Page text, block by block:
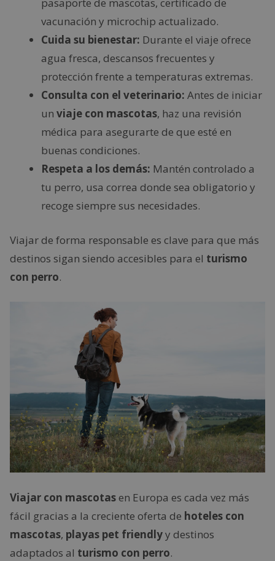
pasaporte de mascotas, certificado de
vacunación y microchip actualizado.
Cuida su bienestar: Durante el viaje ofrece
agua fresca, descansos frecuentes y
protección frente a temperaturas extremas.
Consulta con el veterinario: Antes de iniciar
un viaje con mascotas, haz una revisión
médica para asegurarte de que esté en
buenas condiciones.
Respeta a los demás: Mantén controlado a
tu perro, usa correa donde sea obligatorio y
recoge siempre sus necesidades.
Viajar de forma responsable es clave para que más
destinos sigan siendo accesibles para el turismo
con perro.
Viajar con mascotasen Europa es cada vez más
fácil gracias a la creciente oferta de hoteles con
mascotas, playas pet friendlyy destinos
adaptados al turismo con perro.